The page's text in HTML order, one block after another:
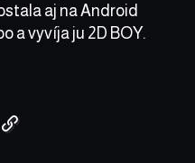
aj na Android
a vyvíja ju 2D BOY.